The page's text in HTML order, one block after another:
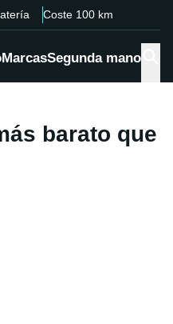
Coste 100 km
MarcasSegunda mano
barato que